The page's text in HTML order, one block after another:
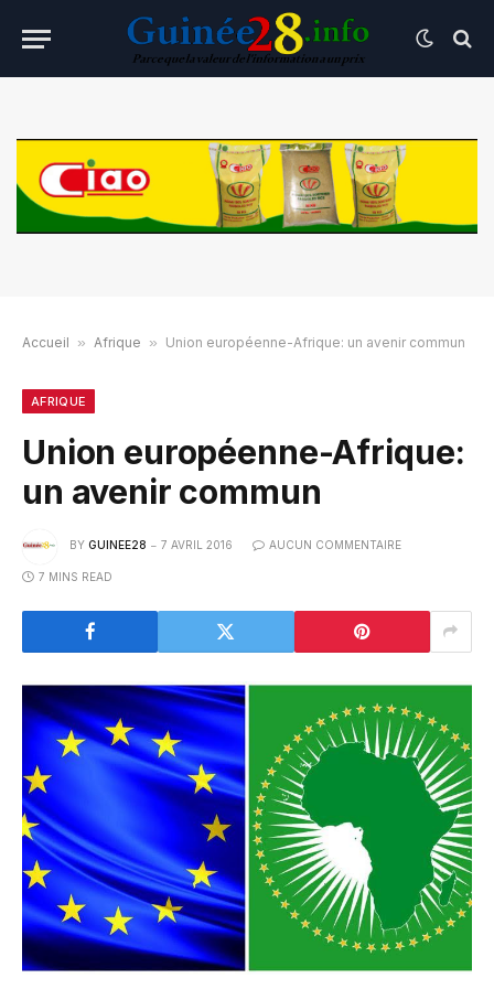
Accueil » Afrique » Union européenne-Afrique: un avenir commun
AFRIQUE
Union européenne-Afrique:
un avenir commun
BY GUINEE28 7 AVRIL 2016 AUCUN COMMENTAIRE
7 MINS READ